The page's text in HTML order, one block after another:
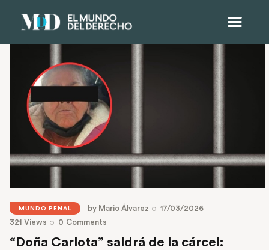
MUNDO PENAL by Mario Álvarez
17/03/2026
321 Views 0 Comments
“Doña Carlota” saldrá de la cárcel: